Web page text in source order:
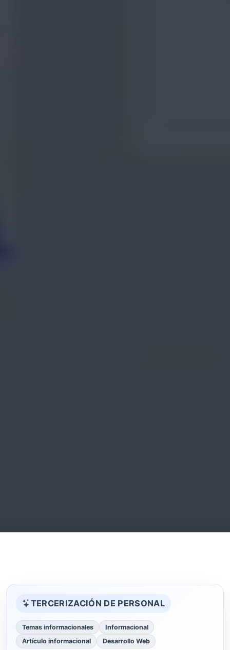
TERCERIZACIÓN DE PERSONAL
Temas informacionales
Informacional
Artículo informacional
Desarrollo Web